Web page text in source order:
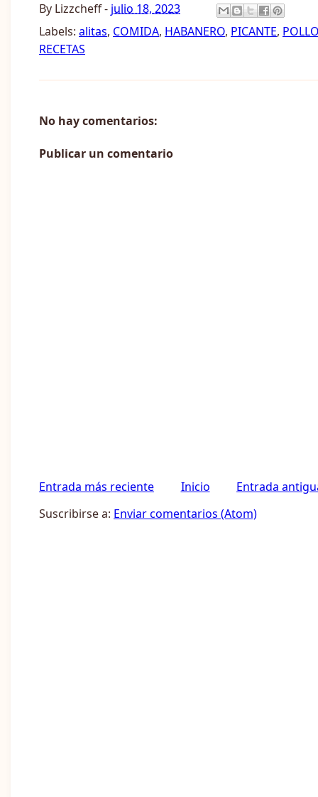
By Lizzcheff- julio 18, 2023
Labels: alitas, COMIDA, HABANERO, PICANTE, POLLO
RECETAS
No hay comentarios:
Publicar un comentario
Entrada más reciente Entrada
Inicio
Suscribirse a: Enviar comentarios (Atom)